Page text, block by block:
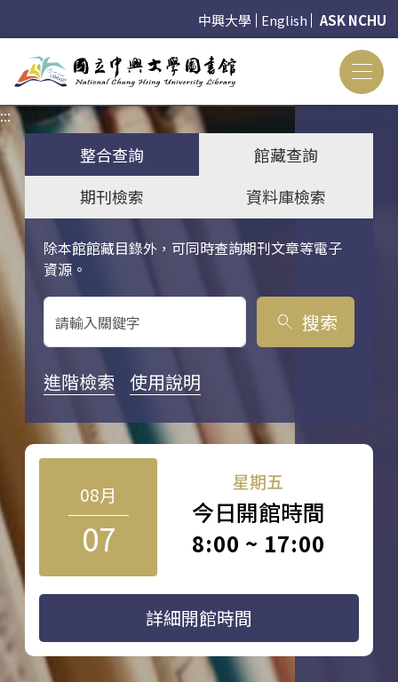
中興大學 English ASK NCHU
:::
整合查詢
館藏查詢
期刊檢索
資料庫檢索
除本館館藏目錄外，可同時查詢期刊文章等電子
資源。
關鍵字搜尋
search 搜索
進階檢索 使用說明
08月
07
星期五
今日開館時間
8:00 ~ 17:00
詳細開館時間